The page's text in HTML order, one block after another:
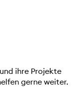
ihre Projekte
gerne weiter.